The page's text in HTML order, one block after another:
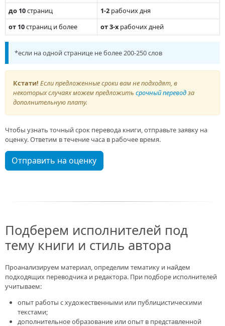
до 10страниц 1-2рабочих дня
от 10страниц и более от 3-храбочих дней
*если на одной странице не более 200-250 слов
Кстати! Если предложенные сроки вам не подходят, в
некоторых случаях можем предложить срочный переводза
дополнительную плату.
Чтобы узнать точный срок перевода книги, отправьте заявку на
оценку. Ответим в течение часа в рабочее время.
Отправить на оценку
Подберем исполнителей под
тему книги и стиль автора
Проанализируем материал, определим тематику и найдем
подходящих переводчика и редактора. При подборе исполнителей
учитываем:
опыт работы с художественными или публицистическими
текстами;
дополнительное образование или опыт в представленной